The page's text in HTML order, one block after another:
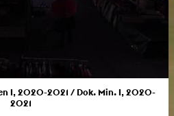
I, 2020-2021 / Dok. Min. I, 2020-
2021